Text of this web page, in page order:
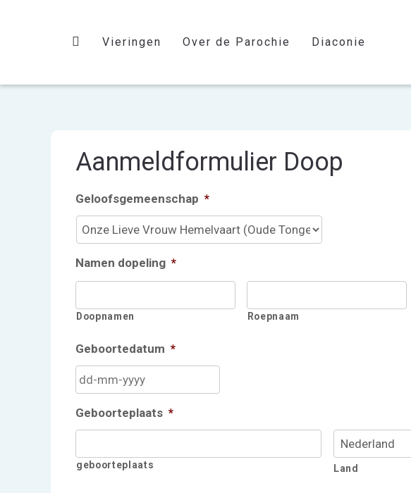
Vieringen Over de Parochie Diaconie
Aanmeldformulier Doop
Geloofsgemeenschap *
Namen dopeling *
Doopnamen Roepnaam
Geboortedatum *
Geboorteplaats *
geboorteplaats Land